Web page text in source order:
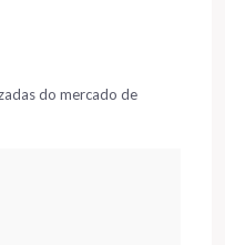
do mercado de